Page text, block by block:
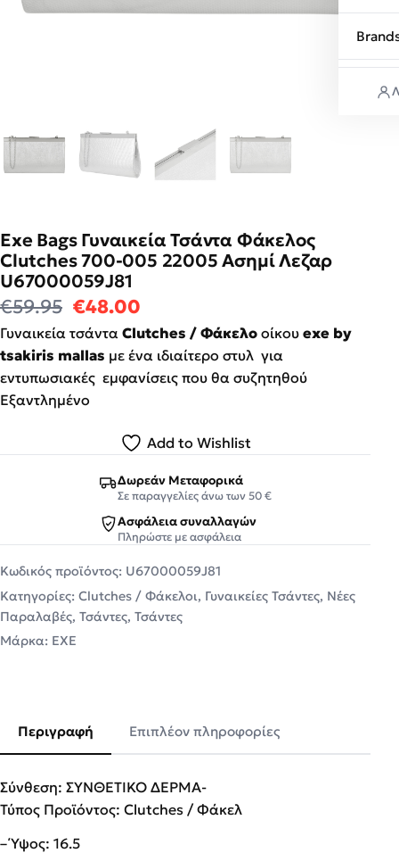
Exe Bags Γυναικεία Τσάντα Φάκελος
Clutches 700-005 22005 Ασημί Λεζαρ
U67000059J81
€59.95 Original price was: €59.95.
€48.00
Γυναικεία τσάντα Clutches / Φάκελο οίκου exe by
tsakiris mallas με ένα ιδιαίτερο στυλ για
εντυπωσιακές εμφανίσεις που θα συζητηθού
Εξαντλημένο
Add to Wishlist
Δωρεάν Μεταφορικά
Σε παραγγελίες άνω των 50 €
Ασφάλεια συναλλαγών
Πληρώστε με ασφάλεια
Κωδικός προϊόντος: U67000059J81
Κατηγορίες: Clutches / Φάκελοι, Γυναικείες Τσάντες, Νέες
Παραλαβές, Τσάντες, Τσάντες
Μάρκα: EXE
Περιγραφή Επιπλέον πληροφορίες
Σύνθεση: ΣΥΝΘΕΤΙΚΟ ΔΕΡΜΑ-
Τύπος Προϊόντος: Clutches / Φάκελ
– Ύψος: 16.5